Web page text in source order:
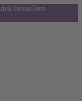
bestsellers